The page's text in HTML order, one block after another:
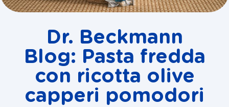
Dr. Beckmann
Blog: Pasta fredda
con ricotta olive
capperi pomodori